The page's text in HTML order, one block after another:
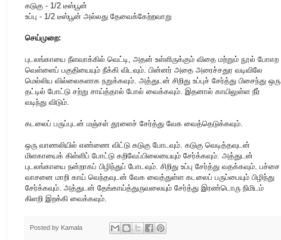
கடுகு - 1/2 டீஸ்பூன்
உப்பு - 1/2 டீஸ்பூன் அல்லது தேவைக்கேற்றவாறு
செய்முறை:
புடலங்காயை நீளவாக்கில் வெட்டி, அதன் உள்ளிருக்கும் விதை மற்றும் நூல் போஎற
வெள்ளைப் பகுதியையும் நீக்கி விடவும். பின்னர் அதை அரைச்சதுர வடிவிலே
மெல்லிய வில்லைகளாக நறுக்கவும். அத்துடன் சிறிது உப்புச் சேர்த்து பிசைந்து ஒரு
தட்டில் போட்டு சற்று சாய்த்தால் போல் வைக்கவும். இதனால் காயிலுள்ள நீர்
வடிந்து விடும்.
கடலைப் பருப்புடன் மஞ்சள் தூளைச் சேர்த்து வேக வைத்தெடுக்கவும்.
ஒரு வாணலியில் எண்ணை விட்டு கடுகு போடவும். கடுகு வெடித்தவுடன்
மிளகாயைக் கிள்ளிப் போட்டு கறிவேப்பிலையையும் சேர்க்கவும். அத்துடன்
புடலங்காயை நன்றாகப் பிழிந்துப் போடவும். சிறிது உப்பு சேர்த்து வதக்கவும். பச்சை
வாசனை மாறி காய் வெந்தவுடன் வேக வைத்துள்ள கடலைப் பருப்பையும் பிழிந்து
சேர்க்கவும். அத்துடன் தேங்காய்த்துருவலையும் சேர்த்து இரண்டொரு நிமிடம்
கிளறி இறக்கி வைக்கவும்.
Posted by Kamala